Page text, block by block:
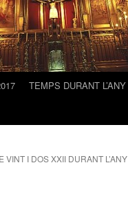
TEMPS DURANT L’ANY
VINT I DOS XXII DURANT L’ANY